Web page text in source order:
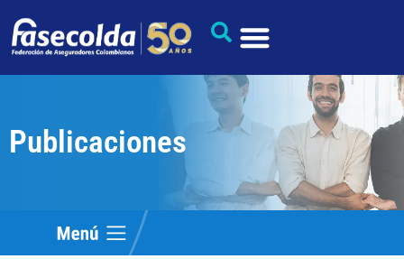
Publicaciones